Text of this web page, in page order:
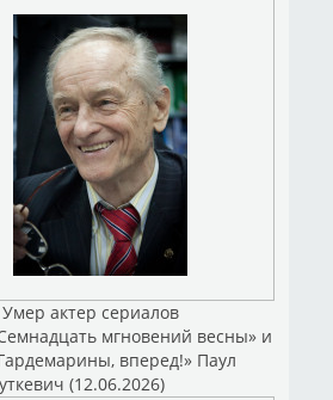
Умер актер сериалов
мгновений весны» и
вперед!» Паул
(12.06.2026)